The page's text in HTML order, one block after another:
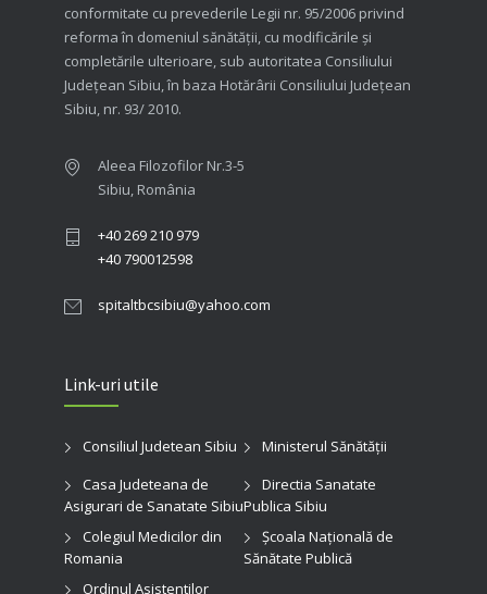
conformitate cu prevederile Legii nr. 95/2006 privind
reforma în domeniul sănătăţii, cu modificările şi
completările ulterioare, sub autoritatea Consiliului
Judeţean Sibiu, în baza Hotărârii Consiliului Judeţean
Sibiu, nr. 93/ 2010.
Aleea Filozofilor Nr.3-5
Sibiu, România
+40 269 210 979
+40 790012598
spitaltbcsibiu@yahoo.com
Link-uri utile
Consiliul Judetean Sibiu
Ministerul Sănătății
Casa Judeteana de
Asigurari de Sanatate Sibiu
Directia Sanatate
Publica Sibiu
Colegiul Medicilor din
Romania
Şcoala Naţională de
Sănătate Publică
Ordinul Asistentilor